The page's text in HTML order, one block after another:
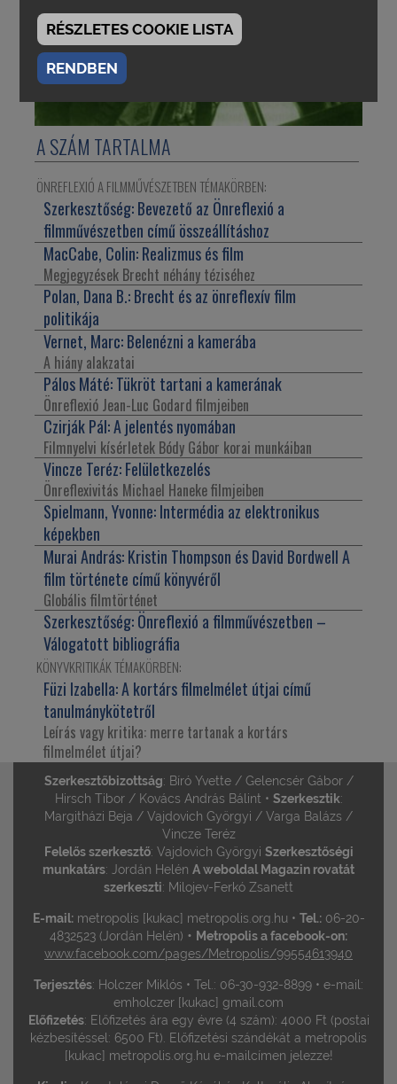
A SZÁM TARTALMA
ÖNREFLEXIÓ A FILMMŰVÉSZETBEN TÉMAKÖRBEN:
Szerkesztőség:Bevezető az Önreflexió a
filmművészetben című összeállításhoz
MacCabe, Colin:Realizmus és film
Megjegyzések Brecht néhány téziséhez
Polan, Dana B.:Brecht és az önreflexív film
politikája
Vernet, Marc:Belenézni a kamerába
A hiány alakzatai
Pálos Máté:Tükröt tartani a kamerának
Önreflexió Jean-Luc Godard filmjeiben
Czirják Pál:A jelentés nyomában
Filmnyelvi kísérletek Bódy Gábor korai munkáiban
Vincze Teréz:Felületkezelés
Önreflexivitás Michael Haneke filmjeiben
Spielmann, Yvonne:Intermédia az elektronikus
képekben
Murai András:Kristin Thompson és David Bordwell A
film története című könyvéről
Globális filmtörténet
Szerkesztőség:Önreflexió a filmművészetben –
Válogatott bibliográfia
KÖNYVKRITIKÁK TÉMAKÖRBEN:
Füzi Izabella:A kortárs filmelmélet útjai című
tanulmánykötetről
Leírás vagy kritika: merre tartanak a kortárs
filmelmélet útjai?
Szerkesztőbizottság: Bíró Yvette / Gelencsér Gábor /
Hirsch Tibor / Kovács András Bálint • Szerkesztik:
Margitházi Beja / Vajdovich Györgyi / Varga Balázs /
Vincze Teréz
Felelős szerkesztő: Vajdovich Györgyi Szerkesztőségi
munkatárs: Jordán Helén A weboldal Magazin rovatát
szerkeszti: Milojev-Ferkó Zsanett
E-mail:metropolis [kukac] metropolis.org.hu • Tel.:06-20-
4832523 (Jordán Helén) • Metropolis a facebook-on:
www.facebook.com/pages/Metropolis/99554613940
Terjesztés: Holczer Miklós • Tel.: 06-30-932-8899 • e-mail:
emholczer [kukac] gmail.com
Előfizetés: Előfizetés ára egy évre (4 szám): 4000 Ft (postai
kézbesítéssel: 6500 Ft). Előfizetési szándékát a metropolis
[kukac] metropolis.org.hu e-mailcímen jelezze!
RÉSZLETES COOKIE LISTA
RENDBEN